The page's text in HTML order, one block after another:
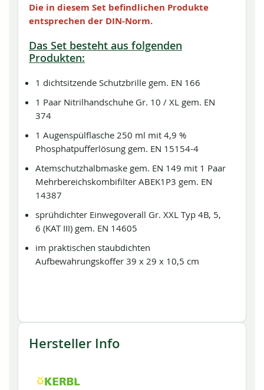
Die in diesem Set befindlichen Produkte
entsprechen der DIN-Norm.
Das Set besteht aus folgenden
Produkten:
1 dichtsitzende Schutzbrille gem. EN 166
1 Paar Nitrilhandschuhe Gr. 10 / XL gem. EN
374
1 Augenspülflasche 250 ml mit 4,9 %
Phosphatpufferlösung gem. EN 15154-4
Atemschutzhalbmaske gem. EN 149 mit 1 Paar
Mehrbereichskombifilter ABEK1P3 gem. EN
14387
sprühdichter Einwegoverall Gr. XXL Typ 4B, 5,
6 (KAT III) gem. EN 14605
im praktischen staubdichten
Aufbewahrungskoffer 39 x 29 x 10,5 cm
Hersteller Info